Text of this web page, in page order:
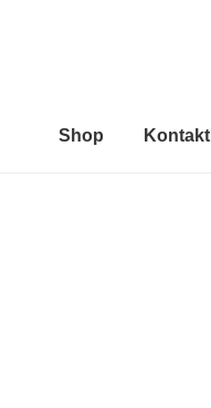
Shop Kontakt